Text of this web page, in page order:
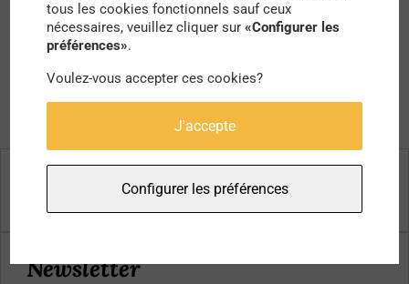
Newsletter
tous les cookies fonctionnels sauf ceux
nécessaires, veuillez cliquer sur«Configurer les
préférences».
Voulez-vous accepter ces cookies?
J'accepte
Configurer les préférences